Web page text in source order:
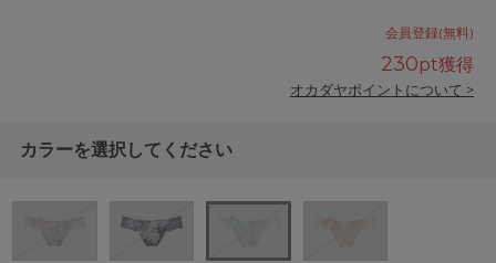
会員登録(無料)
230pt獲得
オカダヤポイントについて >
カラーを選択してください